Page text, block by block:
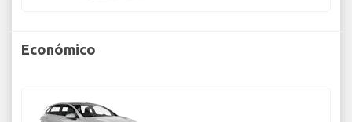
Económico